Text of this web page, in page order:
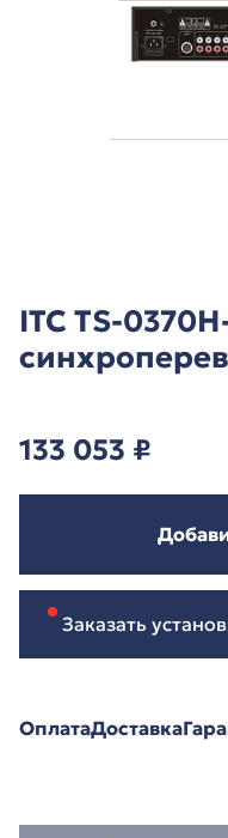
ITC TS-
133 053 ₽
Заказать
ОплатаДоставка